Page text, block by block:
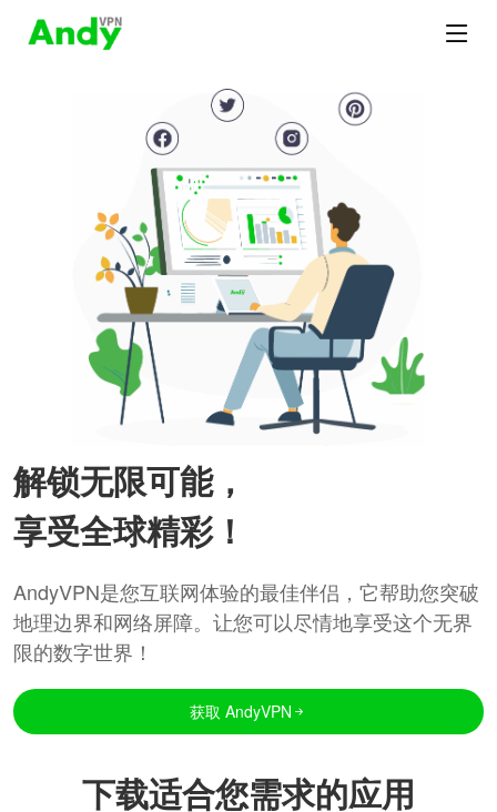
解锁无限可能，
享受全球精彩！
AndyVPN是您互联网体验的最佳伴侣，它帮助您突破
地理边界和网络屏障。让您可以尽情地享受这个无界
限的数字世界！
获取 AndyVPN
下载适合您需求的应用